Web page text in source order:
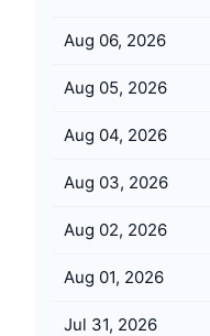
NFT 整體統計數字
資金費率
學習賺幣
行事曆
ICO 行事曆
Aug 06, 2026
Aug 05, 2026
Aug 04, 2026
Aug 03, 2026
Aug 02, 2026
Aug 01, 2026
Jul 31, 2026